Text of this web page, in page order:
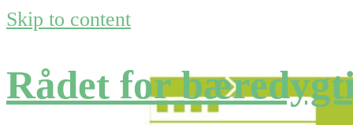
Skip to content
Rådet for